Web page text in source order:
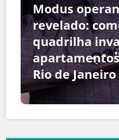
Modus
revelado:
quadrilha
Rio de Janeiro